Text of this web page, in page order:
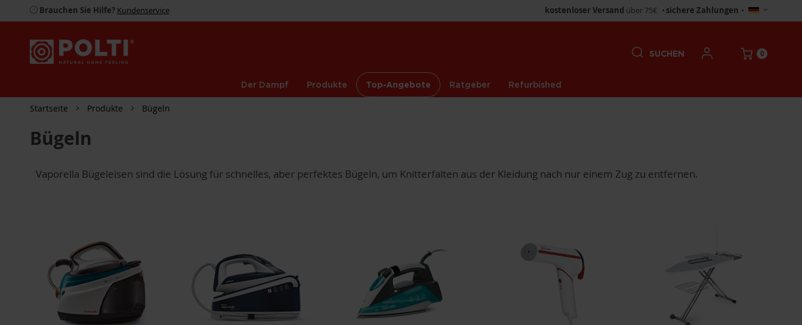
Brauchen Sie Hilfe? Kundenservice kostenloser Versand über 75€ • sichere Zahlungen • Store
wählen
Der Dampf Produkte Top-Angebote Ratgeber Refurbished
SUCHEN 0
Startseite Produkte Bügeln
Bügeln
Vaporella Bügeleisen sind die Lösung für schnelles, aber perfektes Bügeln, um Knitterfalten aus der Kleidung nach nur einem Zug zu entfernen.